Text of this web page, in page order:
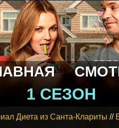
1 СЕЗОН
Диета из Санта-Клариты //